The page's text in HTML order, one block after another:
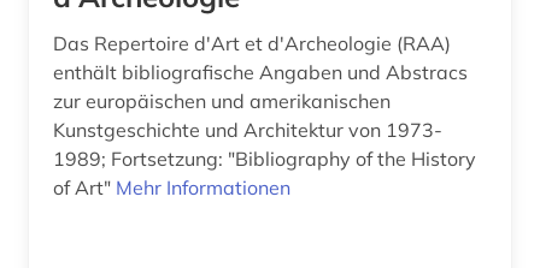
museumsbestand (1)
musik (5)
münze (1)
Das Repertoire d'Art et d'Archeologie (RAA)
enthält bibliografische Angaben und Abstracs
zur europäischen und amerikanischen
Kunstgeschichte und Architektur von 1973-
1989; Fortsetzung: "Bibliography of the History
of Art" Mehr Informationen